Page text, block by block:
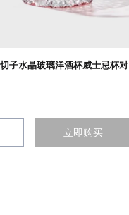
子水晶玻璃洋酒杯威士忌杯对
立即购买